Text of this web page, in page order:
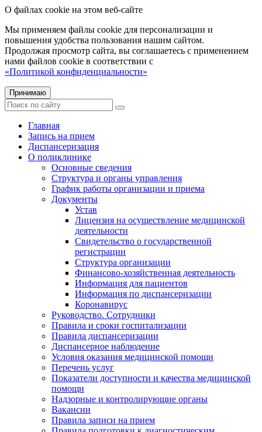
О файлах cookie на этом веб-сайте
Мы применяем файлы cookie для персонализации и
повышения удобства пользования нашим сайтом.
Продолжая просмотр сайта, вы соглашаетесь с применением
нами файлов cookie в соответствии с
«Политикой конфиденциальности»
Принимаю
Главная
Запись на прием
Диспансеризация
О поликлинике
Основные сведения
Структура и органы управления
График работы организации и приема
Документы
Устав
Лицензия на осуществление медицинской
деятельности
Свидетельство о государственной
регистрации
Структура организации
Финансово-хозяйственная деятельность
Информация для пациентов
Информация по диспансеризации
Коронавирус
Руководство. Сотрудники
Правила и сроки госпитализации
Правила диспансеризации
Диспансерное наблюдение
Условия оказания медицинской помощи
Перечень услуг
Показатели доступности и качества медицинской
помощи
Надзорные и контролирующие органы
Вакансии
Правила записи на прием